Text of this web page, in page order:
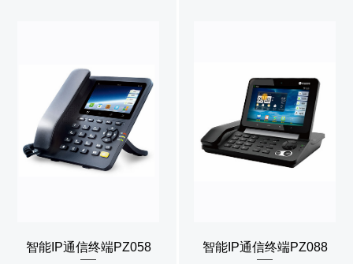
智能IP通信终端PZ058 智能IP通信终端PZ088